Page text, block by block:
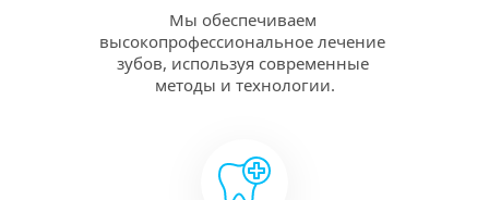
Мы обеспечиваем
высокопрофессиональное лечение
зубов, используя современные
методы и технологии.